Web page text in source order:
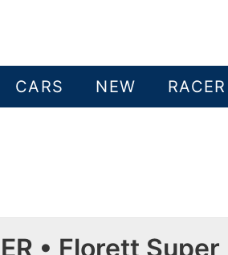
CARS NEW RACER
• Florett Super